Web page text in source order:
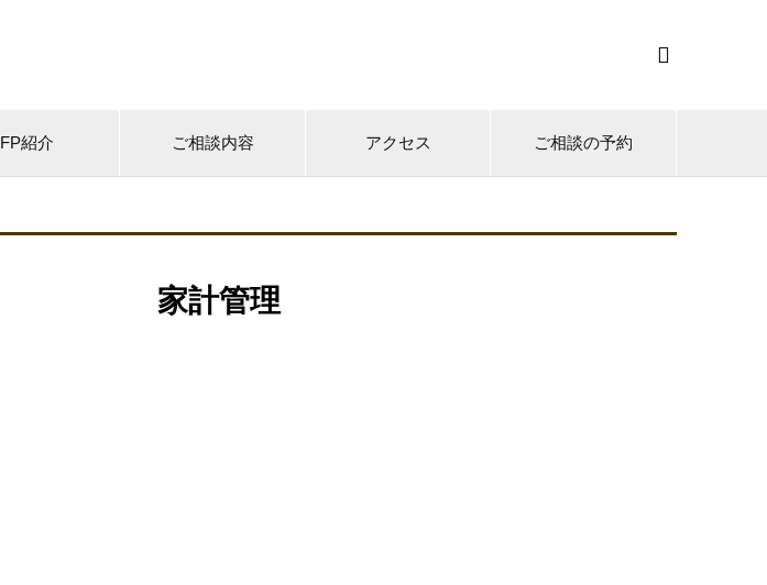

FP紹介 ご相談内容 アクセス ご相談の予約
家計管理